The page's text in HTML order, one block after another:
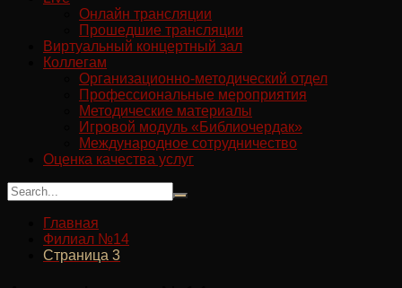
Онлайн трансляции
Прошедшие трансляции
Виртуальный концертный зал
Коллегам
Организационно-методический отдел
Профессиональные мероприятия
Методические материалы
Игровой модуль «Библиочердак»
Международное сотрудничество
Оценка качества услуг
Главная
Филиал №14
Страница 3